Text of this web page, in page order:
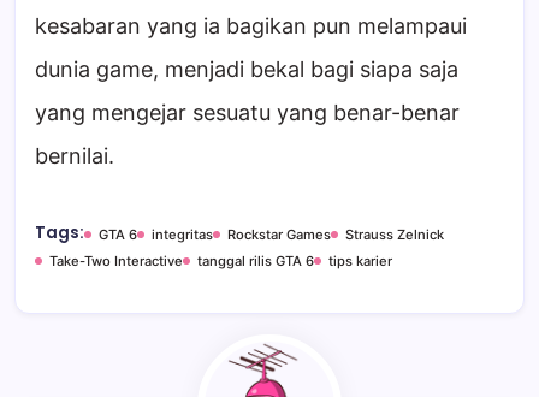
kesabaran yang ia bagikan pun melampaui
dunia game, menjadi bekal bagi siapa saja
yang mengejar sesuatu yang benar-benar
bernilai.
Tags: GTA 6 integritas Rockstar Games
Strauss Zelnick
Take-Two Interactive
tanggal rilis GTA 6 tips karier